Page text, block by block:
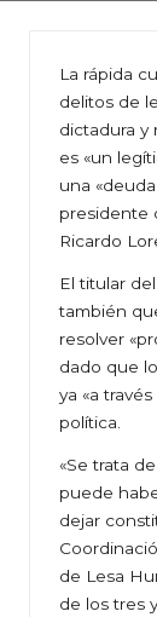
La rápida
delitos de
dictadura y
es «un
una
presidente
Ricardo
El titular
también
resolver
dado que
ya «a
política.
«Se trata
puede
dejar
de Lesa
de los tres